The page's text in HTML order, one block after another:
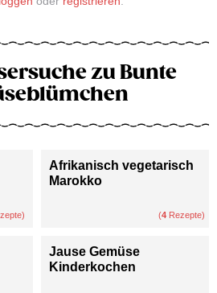
zu Bunte
Afrikanisch vegetarisch
Marokko
(4 Rezepte)
Jause Gemüse
Kinderkochen